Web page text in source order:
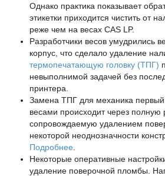
Однако практика показывает
этикетки приходится чистить от
реже чем на весах CAS LP.
Разработчики весов умудрились
корпус, что сделало удаление
термопечатающую головку (ТПГ)
невыполнимой задачей без
принтера.
Замена ТПГ для механика первый
весами происходит через полную
сопровождаемую удалением
некоторой неоднозначности
Подробнее
Некоторые оперативные
удаление поверочной пломбы.